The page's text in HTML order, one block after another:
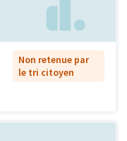
Non retenue par
le tri citoyen